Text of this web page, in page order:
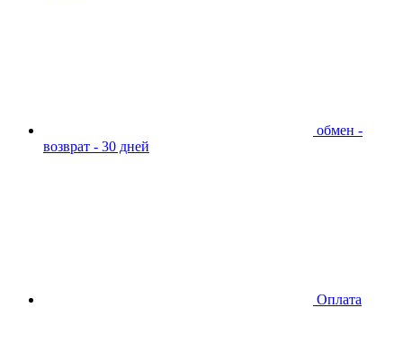
обмен -
возврат - 30 дней
Оплата